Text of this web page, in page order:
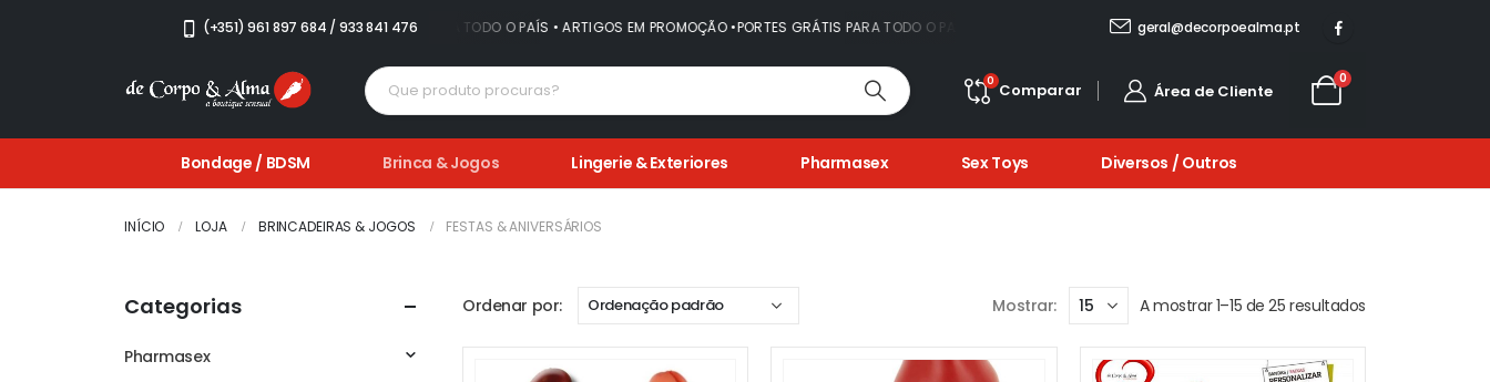
(+351) 961 897 684 / 933 841 476
• ARTIGOS EM PROMOÇÃO • PORTES GRÁTIS PARA TODO O PAÍS • ARTIGOS EM PROMOÇÃO •PORTES GRÁTIS PARA TODO O PAÍS • ARTIGOS EM PROMOÇÃO • PORTES GRÁTIS PARA TODO O PAÍS • ARTIGOS EM
geral@decorpoealma.pt
0 Comparar Área de Cliente
0
Bondage / BDSM Brinca & Jogos Lingerie & Exteriores Pharmasex Sex Toys Diversos / Outros
INÍCIO LOJA BRINCADEIRAS & JOGOS FESTAS & ANIVERSÁRIOS
Ordenar por: Mostrar: A mostrar 1–15 de 25 resultados
Categorias
Pharmasex